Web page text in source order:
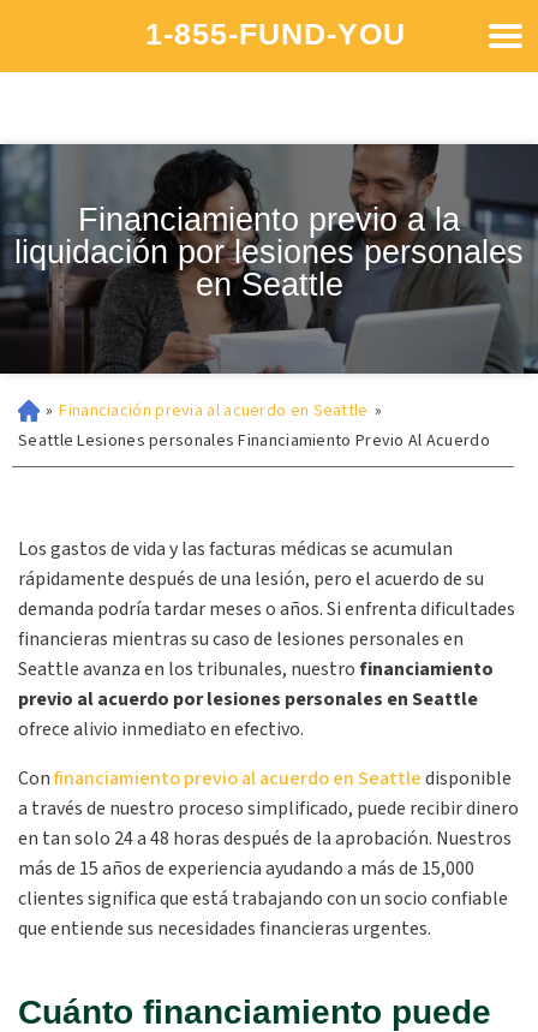
1-855-FUND-YOU
Financiamiento previo a la
liquidación por lesiones personales
en Seattle
» Financiación previa al acuerdo en Seattle »
Seattle Lesiones personales Financiamiento Previo Al Acuerdo
Los gastos de vida y las facturas médicas se acumulan
rápidamente después de una lesión, pero el acuerdo de su
demanda podría tardar meses o años. Si enfrenta dificultades
financieras mientras su caso de lesiones personales en
Seattle avanza en los tribunales, nuestrofinanciamiento
previo al acuerdo por lesiones personales en Seattle
ofrece alivio inmediato en efectivo.
Confinanciamiento previo al acuerdo en Seattledisponible
a través de nuestro proceso simplificado, puede recibir dinero
en tan solo 24 a 48 horas después de la aprobación. Nuestros
más de 15 años de experiencia ayudando a más de 15,000
clientes significa que está trabajando con un socio confiable
que entiende sus necesidades financieras urgentes.
Cuánto financiamiento puede